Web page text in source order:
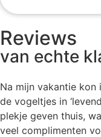
Reviews
van echte
Na mijn vakantie kon
de vogeltjes in
plekje geven thuis,
veel complimenten